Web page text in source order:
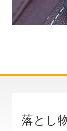
落とし